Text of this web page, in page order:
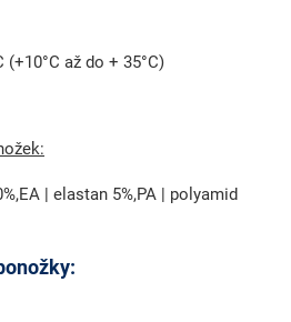
až do + 35°C)
| elastan 5%,PA | polyamid